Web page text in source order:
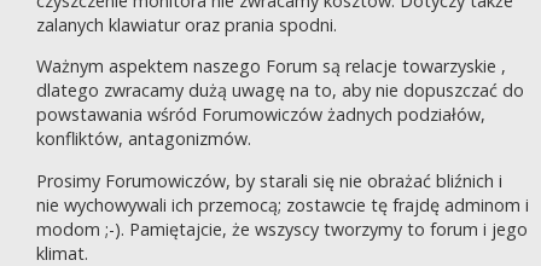
zalanych klawiatur oraz prania spodni.
Ważnym aspektem naszego Forum są relacje towarzyskie ,
dlatego zwracamy dużą uwagę na to, aby nie dopuszczać do
powstawania wśród Forumowiczów żadnych podziałów,
konfliktów, antagonizmów.
Prosimy Forumowiczów, by starali się nie obrażać bliźnich i
nie wychowywali ich przemocą; zostawcie tę frajdę adminom i
modom ;-). Pamiętajcie, że wszyscy tworzymy to forum i jego
klimat.